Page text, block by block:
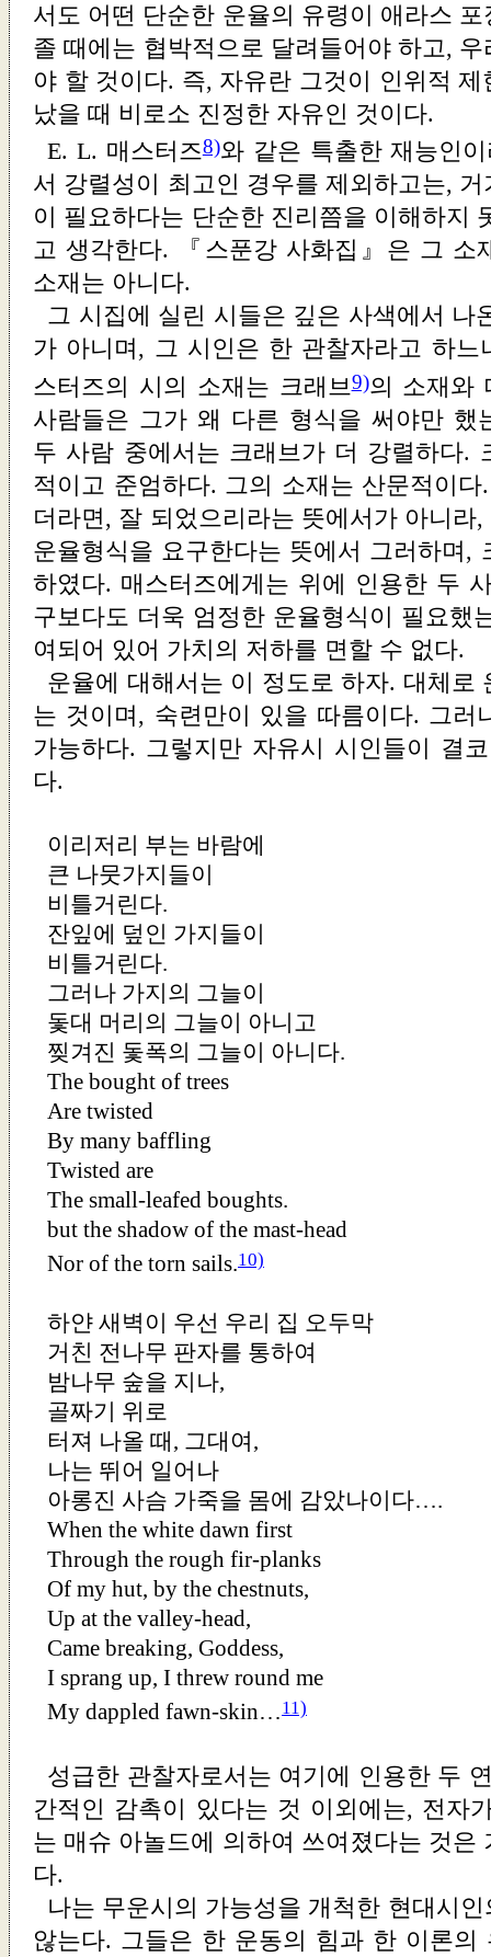
서도 어떤 단순한 운율의 유령이 애라스
졸 때에는 협박적으로 달려들어야 하고,
야 할 것이다. 즉, 자유란 그것이 인위적
났을 때 비로소 진정한 자유인 것이다.
E. L. 매스터즈8)와 같은 특출한 재능인
서 강렬성이 최고인 경우를 제외하고는,
이 필요하다는 단순한 진리쯤을 이해하지
고 생각한다. 『스푼강 사화집』은 그 소
소재는 아니다.
그 시집에 실린 시들은 깊은 사색에서 나
가 아니며, 그 시인은 한 관찰자라고 하느
스터즈의 시의 소재는 크래브9)의 소재와
사람들은 그가 왜 다른 형식을 써야만 했
두 사람 중에서는 크래브가 더 강렬하다.
적이고 준엄하다. 그의 소재는 산문적이
더라면, 잘 되었으리라는 뜻에서가 아니라
운율형식을 요구한다는 뜻에서 그러하며,
하였다. 매스터즈에게는 위에 인용한 두
구보다도 더욱 엄정한 운율형식이 필요했
여되어 있어 가치의 저하를 면할 수 없다.
운율에 대해서는 이 정도로 하자. 대체로
는 것이며, 숙련만이 있을 따름이다. 그러
가능하다. 그렇지만 자유시 시인들이 결
다.
이리저리 부는 바람에
큰 나뭇가지들이
비틀거린다.
잔잎에 덮인 가지들이
비틀거린다.
그러나 가지의 그늘이
돛대 머리의 그늘이 아니고
찢겨진 돛폭의 그늘이 아니다.
The bought of trees
Are twisted
By many baffling
Twisted are
The small-leafed boughts.
but the shadow of the mast-head
Nor of the torn sails.10)
하얀 새벽이 우선 우리 집 오두막
거친 전나무 판자를 통하여
밤나무 숲을 지나,
골짜기 위로
터져 나올 때, 그대여,
나는 뛰어 일어나
아롱진 사슴 가죽을 몸에 감았나이다….
When the white dawn first
Through the rough fir-planks
Of my hut, by the chestnuts,
Up at the valley-head,
Came breaking, Goddess,
I sprang up, I threw round me
My dappled fawn-skin…11)
성급한 관찰자로서는 여기에 인용한 두
간적인 감촉이 있다는 것 이외에는, 전자
는 매슈 아놀드에 의하여 쓰여졌다는 것은
다.
나는 무운시의 가능성을 개척한 현대시
않는다. 그들은 한 운동의 힘과 한 이론의